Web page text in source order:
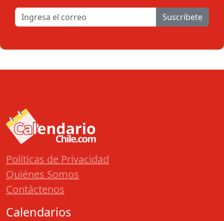
Suscribete
Políticas de Privacidad
Quiénes Somos
Contáctenos
Calendarios